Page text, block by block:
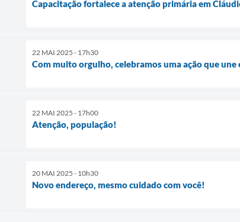
Capacitação fortalece a atenção primária em
22 MAI 2025 - 17h30
Com muito orgulho, celebramos uma ação que une
22 MAI 2025 - 17h00
Atenção, população!
20 MAI 2025 - 10h30
Novo endereço, mesmo cuidado com você!